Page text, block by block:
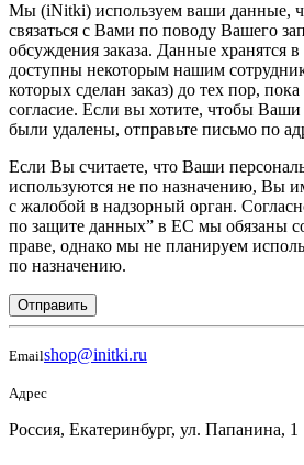
Мы (iNitki) используем ваши данные,
связаться с Вами по поводу Вашего
обсуждения заказа. Данные хранятся
доступны некоторым нашим
которых сделан заказ) до тех пор,
согласие. Если вы хотите, чтобы
были удалены, отправьте письмо по
Если Вы считаете, что Ваши
используются не по назначению, Вы
с жалобой в надзорный орган.
по защите данных” в ЕС мы обязаны
праве, однако мы не планируем
по назначению.
Отправить
Emailshop@initki.ru
Адрес
Россия, Екатеринбург, ул. Папанина, 1